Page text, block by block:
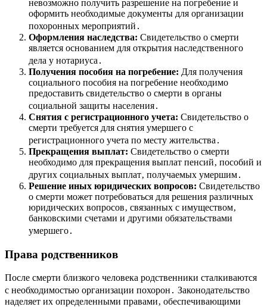
невозможно получить разрешение на погребение и
оформить необходимые документы для организации
похоронных мероприятий․
Оформления наследства: Свидетельство о смерти
является основанием для открытия наследственного
дела у нотариуса․
Получения пособия на погребение: Для получения
социального пособия на погребение необходимо
предоставить свидетельство о смерти в органы
социальной защиты населения․
Снятия с регистрационного учета: Свидетельство о
смерти требуется для снятия умершего с
регистрационного учета по месту жительства․
Прекращения выплат: Свидетельство о смерти
необходимо для прекращения выплат пенсий‚ пособий и
других социальных выплат‚ получаемых умершим․
Решение иных юридических вопросов: Свидетельство
о смерти может потребоваться для решения различных
юридических вопросов‚ связанных с имуществом‚
банковскими счетами и другими обязательствами
умершего․
Права родственников
После смерти близкого человека родственники сталкиваются
с необходимостью организации похорон․ Законодательство
наделяет их определенными правами‚ обеспечивающими